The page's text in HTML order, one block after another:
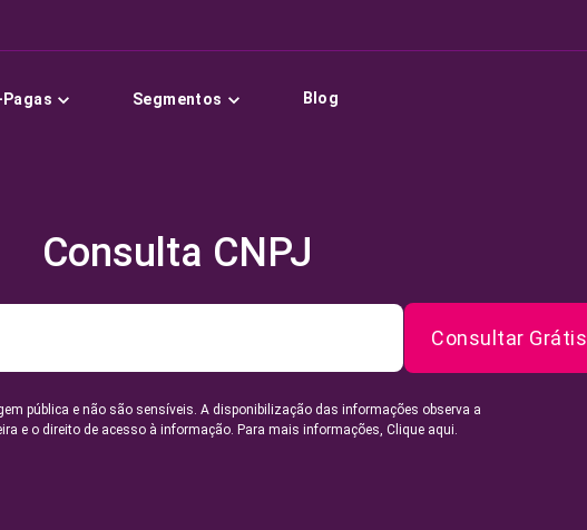
Segmentos Blog
Consulta CNPJ
Consultar Grátis
pública e não são sensíveis. A disponibilização das informações observa a
e o direito de acesso à informação. Para mais informações, Clique aqui.